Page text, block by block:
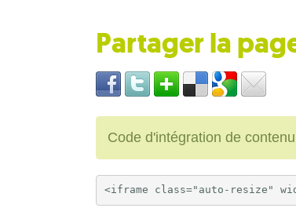
Partager la
Code d'intégration de